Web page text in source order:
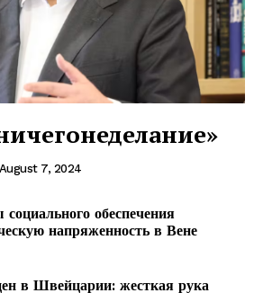
SUBSCRIBE NOW
August 7, 2024
обеспечения
напряженность в Вене
в Швейцарии: жесткая рука